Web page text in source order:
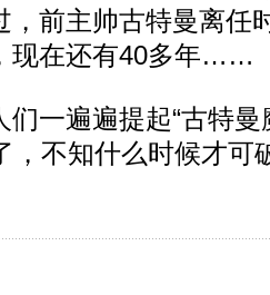
，前主帅古特曼离任
现在还有40多年……
遍遍提起“古特曼
，不知什么时候才可